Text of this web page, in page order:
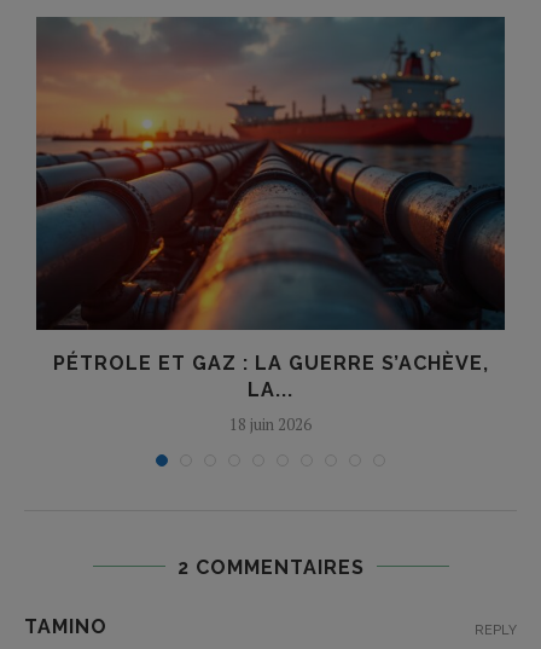
PÉTROLE ET GAZ : LA GUERRE S’ACHÈVE,
LA...
18 juin 2026
2 COMMENTAIRES
TAMINO REPLY